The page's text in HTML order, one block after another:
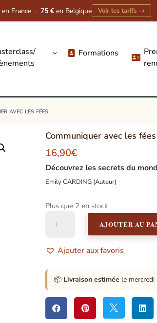
en France · 75 € en Belgique Voir les tarifs →
3  Formations 
avec les fées
Communiquer avec les fées
16,90€
Découvrez les secrets du
Emily CARDING (Auteur)
Plus que 2 en stock
Communiquer
avec
fées
AJOUTER AU
Ajouter aux favoris
📦 Livraison estimée le
   